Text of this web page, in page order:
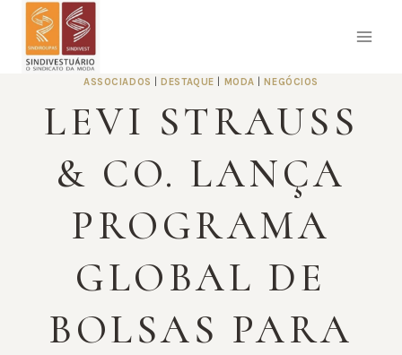
Pular
ASSOCIADOS DESTAQUE MODA NEGÓCIOS
LEVI STRAUSS
& CO. LANÇA
PROGRAMA
GLOBAL DE
BOLSAS PARA